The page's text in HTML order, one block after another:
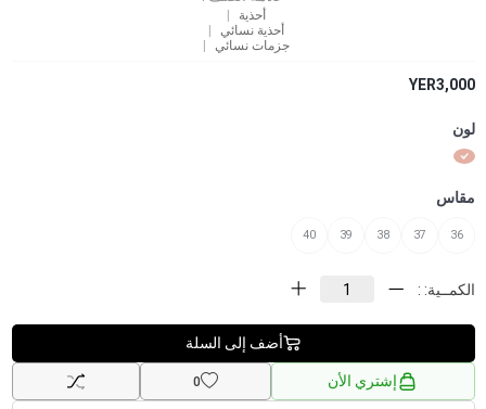
أحذية
أحذية نسائي
جزمات نسائي
YER3,000
لون
مقاس
36
37
38
39
40
الكمــية: :
أضف إلى السلة
إشتري الأن 0